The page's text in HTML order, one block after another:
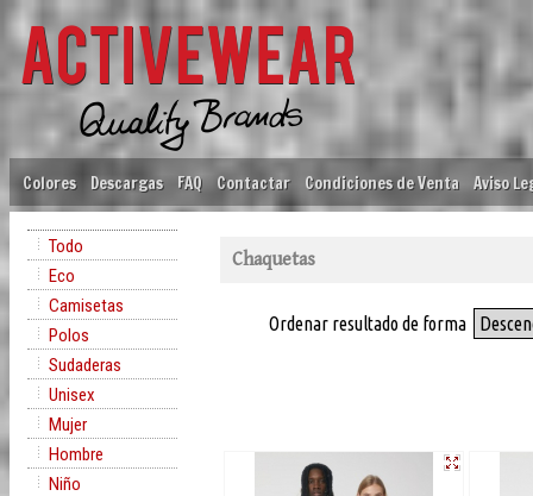
Colores Descargas FAQ Contactar Condiciones de Venta Aviso
Todo
Eco
Camisetas
Polos
Sudaderas
Unisex
Mujer
Hombre
Niño
Chaquetas
Ordenar resultado de forma